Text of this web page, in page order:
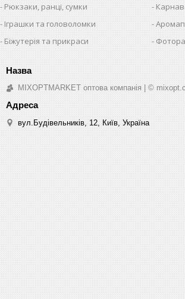
Рюкзаки, ранці, сумки
Іграшки та головоломки
Біжутерія та прикраси
MIXOPTMARKET оптова компанія | ©
вул.Будівельників, 12, Київ, Україна